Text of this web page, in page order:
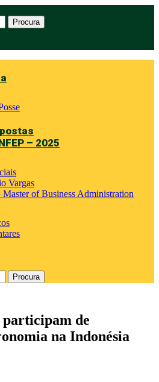
Procura
– 2025
Vargas
of Business Administration
Procura
de
na Indonésia